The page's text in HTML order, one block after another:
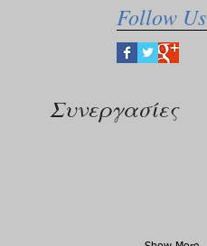
Follow Us
Συνεργασίες